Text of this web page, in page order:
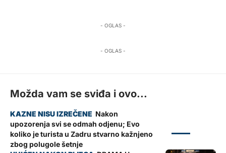
- OGLAS -
- OGLAS -
Možda vam se sviđa i ovo...
Nakon
upozorenja svi se odmah odjenu; Evo
koliko je turista u Zadru stvarno kažnjeno
zbog polugole šetnje